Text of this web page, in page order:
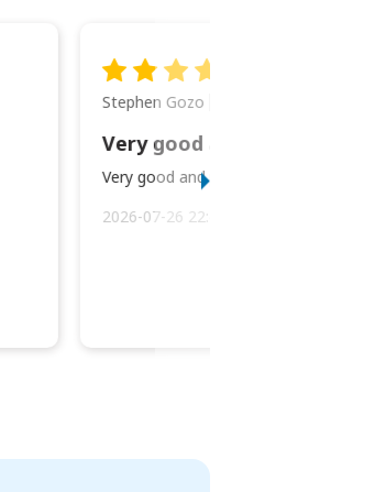
Stephen Gozo
Very good and prompt service.
2026-07-26 22:43:45